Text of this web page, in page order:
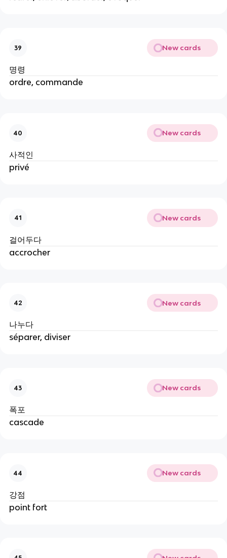
39 New cards
명령
ordre, commande
40 New cards
사적인
privé
41 New cards
걸어두다
accrocher
42 New cards
나누다
séparer, diviser
43 New cards
폭포
cascade
44 New cards
강점
point fort